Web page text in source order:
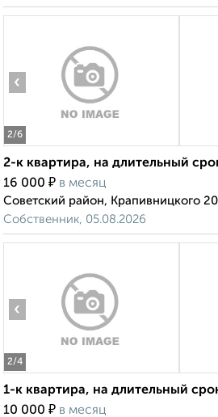
2/6
‹
2-к квартира, на длительный
16 000 ₽ в месяц
Советский район, Крапивницкого 20
Собственник, 05.08.2026
2/4
‹
1-к квартира, на длительный
10 000 ₽ в месяц